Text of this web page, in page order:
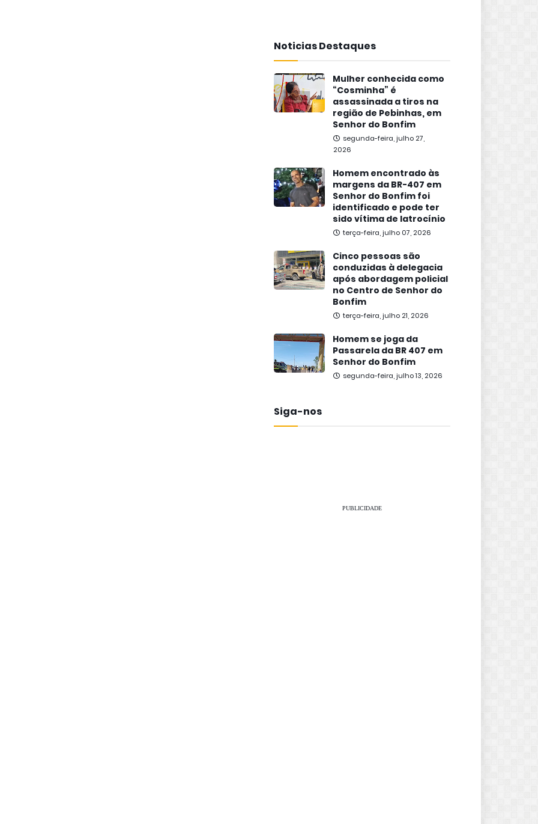
Noticias Destaques
Mulher conhecida como
“Cosminha” é
assassinada a tiros na
região de Pebinhas, em
Senhor do Bonfim
segunda-feira, julho 27,
2026
Homem encontrado às
margens da BR-407 em
Senhor do Bonfim foi
identificado e pode ter
sido vítima de latrocínio
terça-feira, julho 07, 2026
Cinco pessoas são
conduzidas à delegacia
após abordagem policial
no Centro de Senhor do
Bonfim
terça-feira, julho 21, 2026
Homem se joga da
Passarela da BR 407 em
Senhor do Bonfim
segunda-feira, julho 13, 2026
Siga-nos
PUBLICIDADE